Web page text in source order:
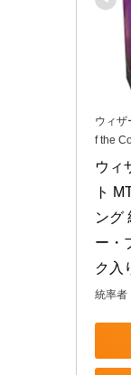
ウィザ
f the
ウィ
ト
ング
ー・
ク入
統率者